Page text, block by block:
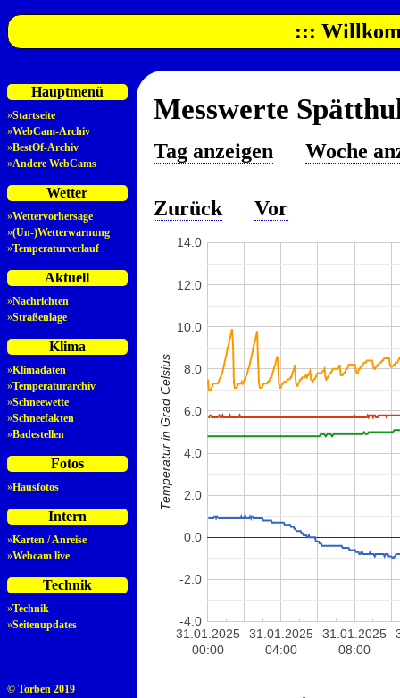
:::
Hauptmenü
»Startseite
»WebCam-Archiv
»BestOf-Archiv
»Andere WebCams
Wetter
»Wettervorhersage
»(Un-)Wetterwarnung
»Temperaturverlauf
Aktuell
»Nachrichten
»Straßenlage
Klima
»Klimadaten
»Temperaturarchiv
»Schneewette
»Schneefakten
»Badestellen
Fotos
»Hausfotos
Intern
»Karten / Anreise
»Webcam live
Technik
»Technik
»Seitenupdates
© Torben 2019
Messwerte
Tag anzeigen Woche
Zurück Vor
31.01.2025
00:00
31.01.2025
04:00
31.01.2025
08:00
-4.0
-2.0
0.0
2.0
4.0
6.0
8.0
10.0
12.0
14.0
Temperatur in Grad Celsius